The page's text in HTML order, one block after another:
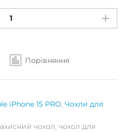
Порівняння
iPhone 15 PRO, Чохли для
чохол, чохол для